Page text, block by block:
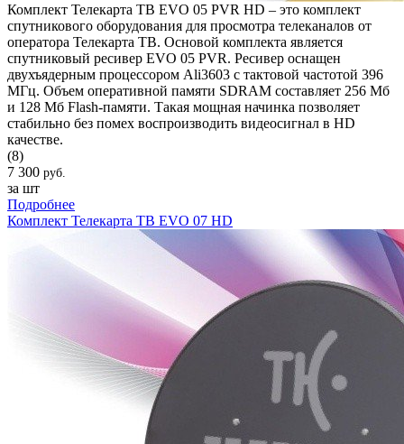
Комплект Телекарта ТВ EVO 05 PVR HD – это комплект
спутникового оборудования для просмотра телеканалов от
оператора Телекарта ТВ. Основой комплекта является
спутниковый ресивер EVO 05 PVR. Ресивер оснащен
двухъядерным процессором Ali3603 с тактовой частотой 396
МГц. Объем оперативной памяти SDRAM составляет 256 Мб
и 128 Мб Flash-памяти. Такая мощная начинка позволяет
стабильно без помех воспроизводить видеосигнал в HD
качестве.
(8)
7 300 руб.
за шт
Подробнее
Комплект Телекарта ТВ EVO 07 HD